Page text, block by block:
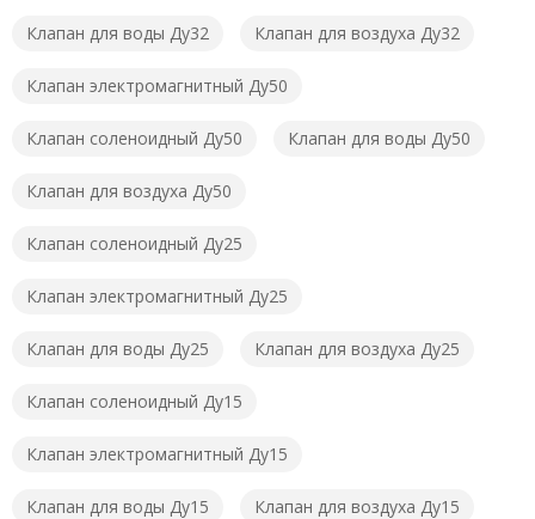
Клапан для воды Ду32 Клапан для воздуха Ду32
Клапан электромагнитный Ду50
Клапан соленоидный Ду50 Клапан для воды Ду50
Клапан для воздуха Ду50
Клапан соленоидный Ду25
Клапан электромагнитный Ду25
Клапан для воды Ду25 Клапан для воздуха Ду25
Клапан соленоидный Ду15
Клапан электромагнитный Ду15
Клапан для воды Ду15 Клапан для воздуха Ду15